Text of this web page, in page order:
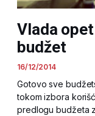
Vlada
budžet
16/12/2014
Gotovo sve
tokom izbora
predlogu budžeta